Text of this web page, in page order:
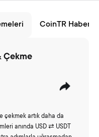
CoinTR
Çekme
çekmek artık daha da
anında USD ⇄ USDT